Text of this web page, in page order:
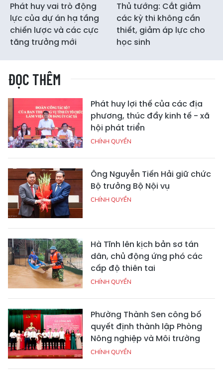
Phát huy vai trò động
lực của dự án hạ tầng
chiến lược và các cực
tăng trưởng mới
Thủ tướng: Cắt giảm
các kỳ thi không cần
thiết, giảm áp lực cho
học sinh
ĐỌC THÊM
Phát huy lợi thế của các địa
phương, thúc đẩy kinh tế - xã
hội phát triển
CHÍNH QUYỀN
Ông Nguyễn Tiến Hải giữ chức
Bộ trưởng Bộ Nội vụ
CHÍNH QUYỀN
Hà Tĩnh lên kịch bản sơ tán
dân, chủ động ứng phó các
cấp độ thiên tai
CHÍNH QUYỀN
Phường Thành Sen công bố
quyết định thành lập Phòng
Nông nghiệp và Môi trường
CHÍNH QUYỀN